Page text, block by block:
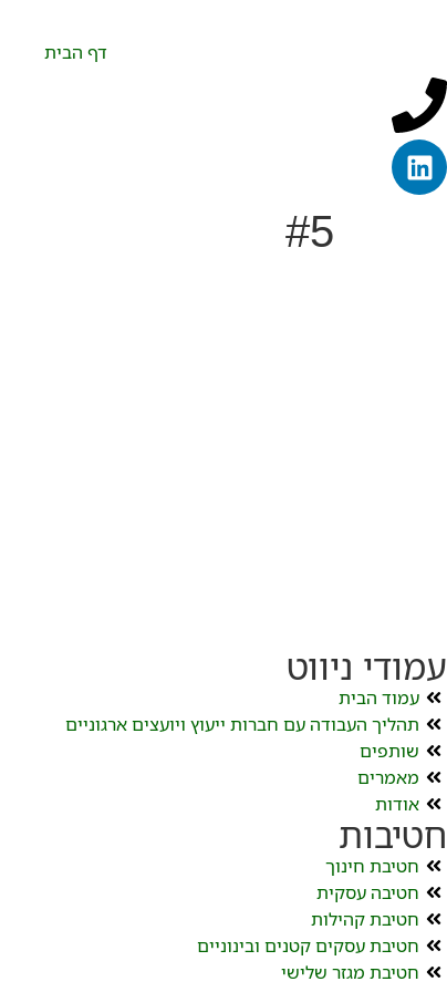
דף הבית
#5
עמודי ניווט
עמוד הבית
תהליך העבודה עם חברות ייעוץ ויועצים ארגוניים
שותפים
מאמרים
אודות
חטיבות
חטיבת חינוך
חטיבה עסקית
חטיבת קהילות
חטיבת עסקים קטנים ובינוניים
חטיבת מגזר שלישי